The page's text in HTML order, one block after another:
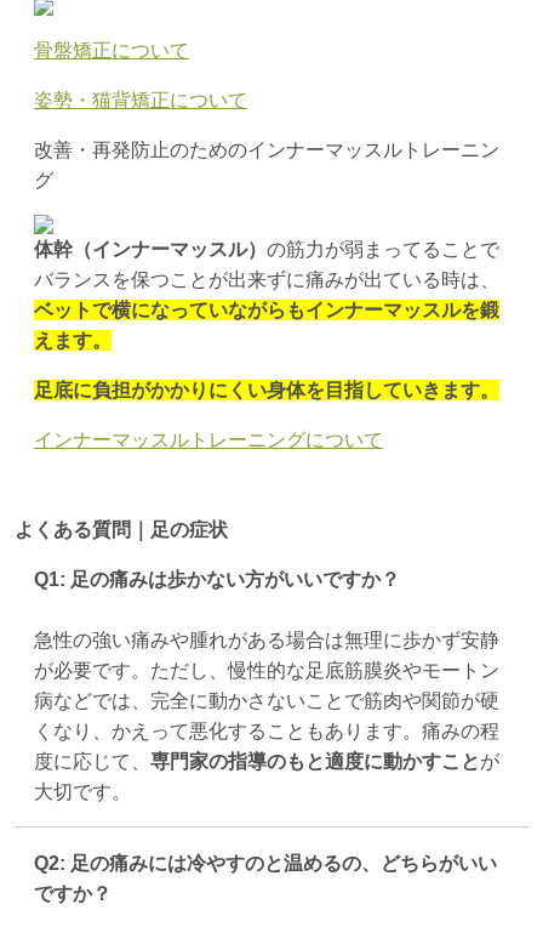
骨盤矯正について
姿勢・猫背矯正について
改善・再発防止のためのインナーマッスルトレーニン
グ
体幹（インナーマッスル） の筋力が弱まってることで
バランスを保つことが出来ずに痛みが出ている時は、
ベットで横になっていながらもインナーマッスルを鍛
えます。
足底に負担がかかりにくい身体を目指していきます。
インナーマッスルトレーニングについて
よくある質問｜足の症状
Q1: 足の痛みは歩かない方がいいですか？
急性の強い痛みや腫れがある場合は無理に歩かず安静
が必要です。ただし、慢性的な足底筋膜炎やモートン
病などでは、完全に動かさないことで筋肉や関節が硬
くなり、かえって悪化することもあります。痛みの程
度に応じて、 専門家の指導のもと適度に動かすことが
大切です。
Q2: 足の痛みには冷やすのと温めるの、どちらがいい
ですか？